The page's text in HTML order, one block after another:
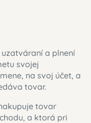
a plnení
svojej
na svoj účet, a
tovar.
tovar
a ktorá pri